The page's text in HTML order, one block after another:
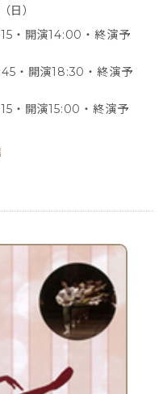
日）
・開演14:00・終演予
・開演18:30・終演予
・開演15:00・終演予